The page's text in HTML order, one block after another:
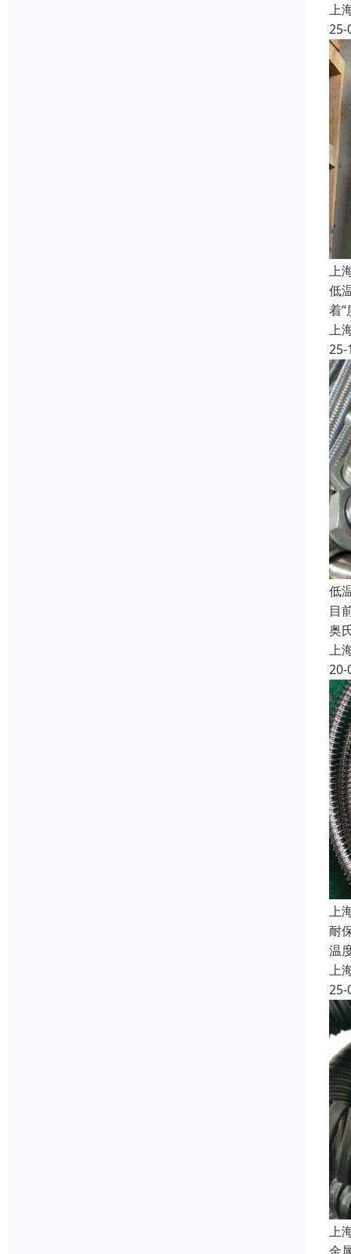
上
25-
上
低
着
上
25-
低
目
奥
上
20-
上
耐
温
上
25-
上